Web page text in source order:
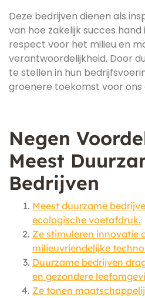
Deze bedrijven dienen als
van hoe zakelijk succes
respect voor het milieu en
verantwoordelijkheid. Door
te stellen in hun
groenere toekomst voor ons
Negen
Meest
Bedrijven
Meest duurzame
ecologische voetafdruk.
Ze stimuleren innovatie
milieuvriendelijke
Duurzame bedrijven
en gezondere
Ze tonen